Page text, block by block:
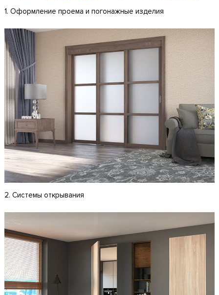
1. Оформление проема и погонажные изделия
2. Системы открывания